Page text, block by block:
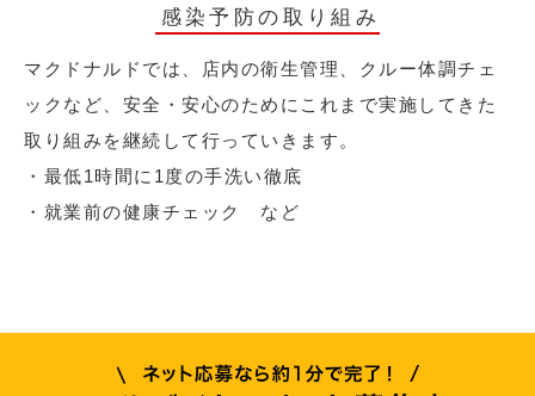
感染予防の取り組み
マクドナルドでは、店内の衛生管理、クルー体調チェ
ックなど、安全・安心のためにこれまで実施してきた
取り組みを継続して行っていきます。
・最低1時間に1度の手洗い徹底
・就業前の健康チェック など